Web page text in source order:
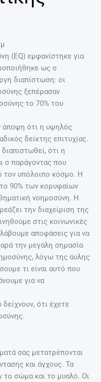
(EQ) εμφανίστηκε για
ως ο
διαπίστωση: οι
ξεπέρασαν
το 70% του
άποψη ότι η υψηλός
δείκτης επιτυχίας.
ότι η
ο παράγοντας που
τον υπόλοιπο κόσμο. Η
90% των κορυφαίων
νοημοσύνη. Η
την διαχείριση της
στις κοινωνικές
αποφάσεις για να
την μεγάλη σημασία
λόγω της άυλης
τι είναι αυτό που
για να
ότι έχετε
σας μετατρέπονται
και άγχους. Τα
το σώμα και το μυαλό. Οι